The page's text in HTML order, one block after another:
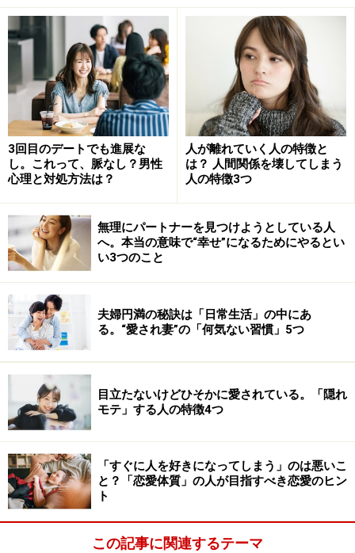
3回目のデートでも進展な
し。これって、脈なし？男性
心理と対処方法は？
人が離れていく人の特徴と
は？ 人間関係を壊してしまう
人の特徴3つ
無理にパートナーを見つけようとしている人
へ。本当の意味で“幸せ”になるためにやるとい
い3つのこと
夫婦円満の秘訣は「日常生活」の中にあ
る。“愛され妻”の「何気ない習慣」5つ
目立たないけどひそかに愛されている。「隠れ
モテ」する人の特徴4つ
「すぐに人を好きになってしまう」のは悪いこ
と？「恋愛体質」の人が目指すべき恋愛のヒン
ト
この記事に関連するテーマ